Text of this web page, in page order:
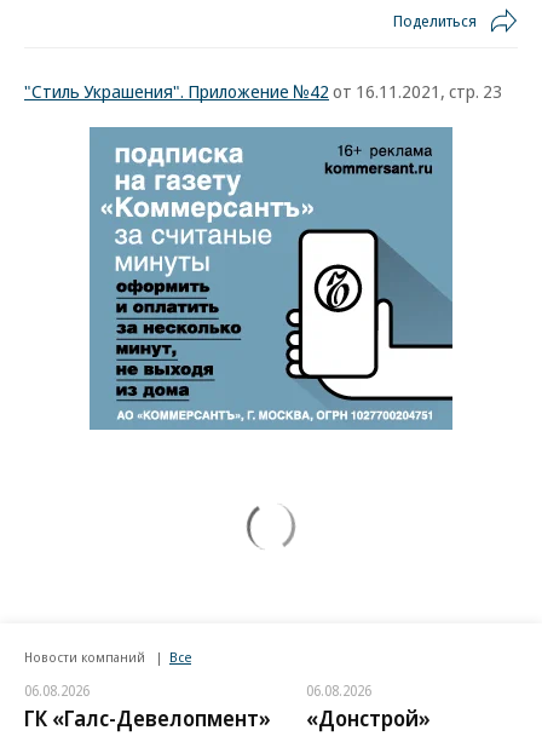
Поделиться
"Стиль Украшения". Приложение №42 от 16.11.2021, стр. 23
Новости компаний Все
06.08.2026
ГК «Галс-Девелопмент»
06.08.2026
«Донстрой»